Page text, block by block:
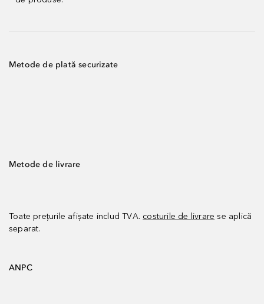
Metode de plată securizate
Metode de livrare
Toate prețurile afișate includ TVA. costurile de livrare se aplică
separat.
ANPC